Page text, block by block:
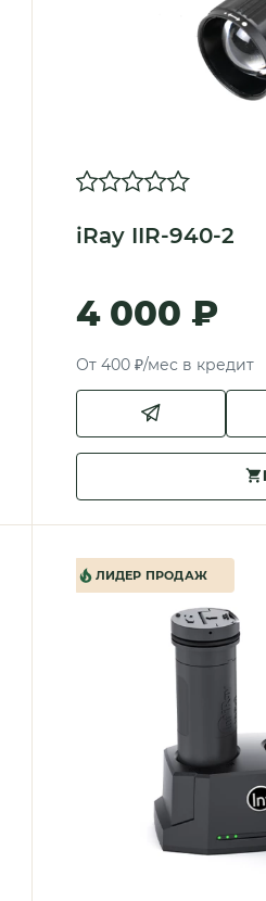
iRay IIR-940-2
4 000 ₽
От 400 ₽/мес в кредит
ЛИДЕР ПРОДАЖ